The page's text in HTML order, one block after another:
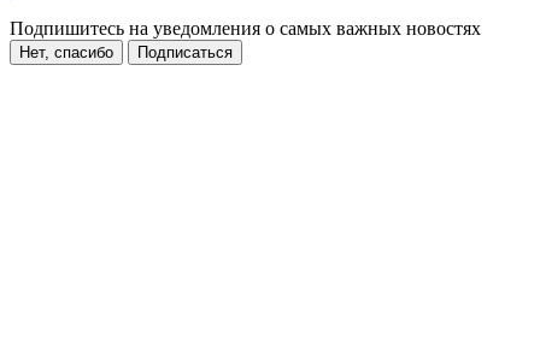
Подпишитесь на уведомления о самых важных новостях
Нет, спасибо Подписаться